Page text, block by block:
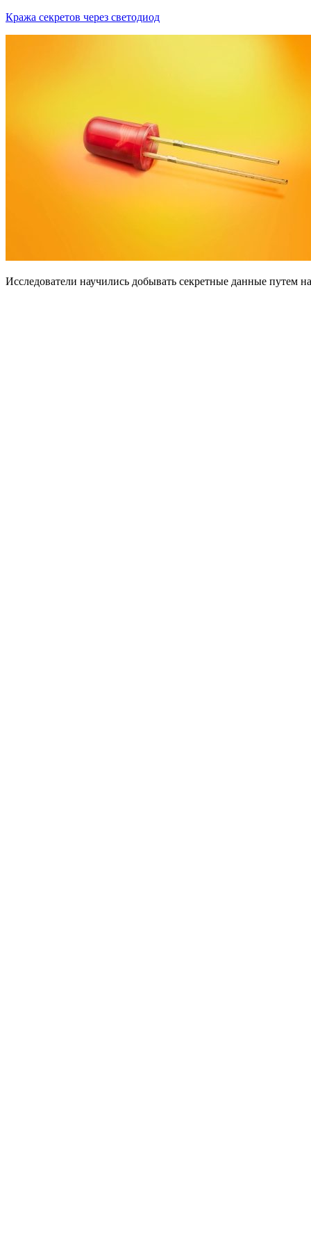
Кража секретов через светодиод
Исследователи научились добывать секретные данные путем